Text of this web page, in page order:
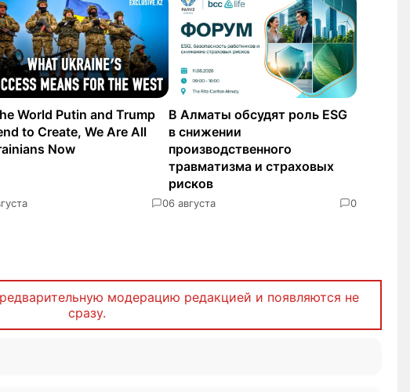
World Putin and Trump
to Create, We Are All
Now
0
В Алматы обсудят роль ESG
в снижении
производственного
травматизма и страховых
рисков
6 августа 0
модерацию редакцией и появляются не
сразу.